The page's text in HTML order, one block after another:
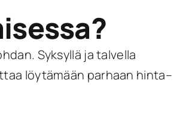
Syksyllä ja talvella
löytämään parhaan hinta–